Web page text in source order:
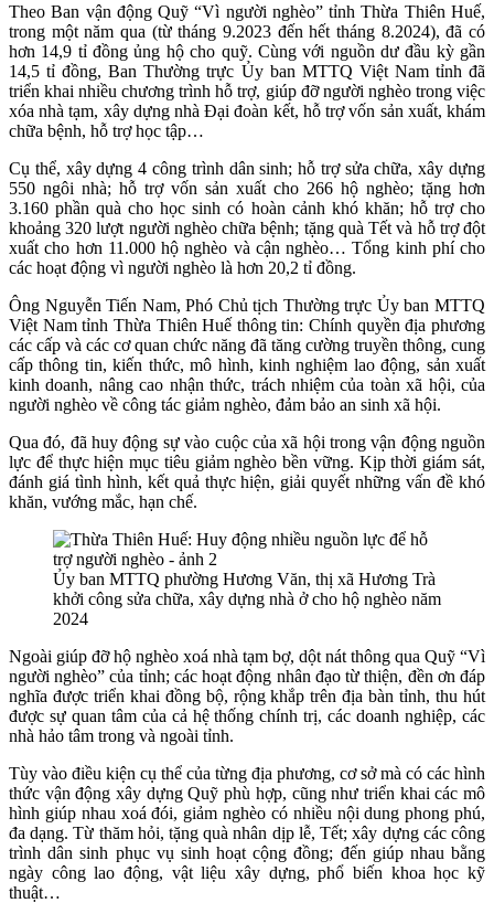
Theo Ban vận động Quỹ “Vì người nghèo” tỉnh Thừa Thiên Huế,
trong một năm qua (từ tháng 9.2023 đến hết tháng 8.2024), đã có
hơn 14,9 tỉ đồng ủng hộ cho quỹ. Cùng với nguồn dư đầu kỳ gần
14,5 tỉ đồng, Ban Thường trực Ủy ban MTTQ Việt Nam tỉnh đã
triển khai nhiều chương trình hỗ trợ, giúp đỡ người nghèo trong việc
xóa nhà tạm, xây dựng nhà Đại đoàn kết, hỗ trợ vốn sản xuất, khám
chữa bệnh, hỗ trợ học tập…
Cụ thể, xây dựng 4 công trình dân sinh; hỗ trợ sửa chữa, xây dựng
550 ngôi nhà; hỗ trợ vốn sản xuất cho 266 hộ nghèo; tặng hơn
3.160 phần quà cho học sinh có hoàn cảnh khó khăn; hỗ trợ cho
khoảng 320 lượt người nghèo chữa bệnh; tặng quà Tết và hỗ trợ đột
xuất cho hơn 11.000 hộ nghèo và cận nghèo… Tổng kinh phí cho
các hoạt động vì người nghèo là hơn 20,2 tỉ đồng.
Ông Nguyễn Tiến Nam, Phó Chủ tịch Thường trực Ủy ban MTTQ
Việt Nam tỉnh Thừa Thiên Huế thông tin: Chính quyền địa phương
các cấp và các cơ quan chức năng đã tăng cường truyền thông, cung
cấp thông tin, kiến thức, mô hình, kinh nghiệm lao động, sản xuất
kinh doanh, nâng cao nhận thức, trách nhiệm của toàn xã hội, của
người nghèo về công tác giảm nghèo, đảm bảo an sinh xã hội.
Qua đó, đã huy động sự vào cuộc của xã hội trong vận động nguồn
lực để thực hiện mục tiêu giảm nghèo bền vững. Kịp thời giám sát,
đánh giá tình hình, kết quả thực hiện, giải quyết những vấn đề khó
khăn, vướng mắc, hạn chế.
Ủy ban MTTQ phường Hương Văn, thị xã Hương Trà
khởi công sửa chữa, xây dựng nhà ở cho hộ nghèo năm
2024
Ngoài giúp đỡ hộ nghèo xoá nhà tạm bợ, dột nát thông qua Quỹ “Vì
người nghèo” của tỉnh; các hoạt động nhân đạo từ thiện, đền ơn đáp
nghĩa được triển khai đồng bộ, rộng khắp trên địa bàn tỉnh, thu hút
được sự quan tâm của cả hệ thống chính trị, các doanh nghiệp, các
nhà hảo tâm trong và ngoài tỉnh.
Tùy vào điều kiện cụ thể của từng địa phương, cơ sở mà có các hình
thức vận động xây dựng Quỹ phù hợp, cũng như triển khai các mô
hình giúp nhau xoá đói, giảm nghèo có nhiều nội dung phong phú,
đa dạng. Từ thăm hỏi, tặng quà nhân dịp lễ, Tết; xây dựng các công
trình dân sinh phục vụ sinh hoạt cộng đồng; đến giúp nhau bằng
ngày công lao động, vật liệu xây dựng, phổ biến khoa học kỹ
thuật…